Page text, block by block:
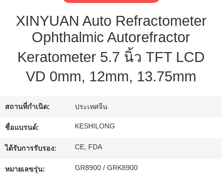
ควบคุม
คุณภาพ
ติดต่อ
เรา
ขอ
ใบ
XINYUAN Auto Refractometer
Ophthalmic Autorefractor
Keratometer 5.7 นิ้ว TFT LCD
VD 0mm, 12mm, 13.75mm
สถานที่กำเนิด: ประเทศจีน
ชื่อแบรนด์: KESHILONG
ได้รับการรับรอง: CE, FDA
หมายเลขรุ่น: GR8900 / GRK8900